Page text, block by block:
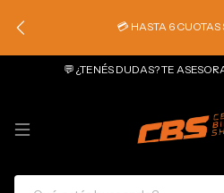
💳 HASTA 6 CUOTAS
💬 ¿TENÉS DUDAS? TE